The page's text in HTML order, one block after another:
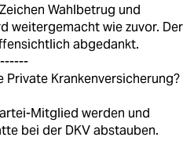
Wahlbetrug und
weitergemacht wie zuvor. Der
abgedankt.
Private Krankenversicherung?
Mitglied werden und
bei der DKV abstauben.